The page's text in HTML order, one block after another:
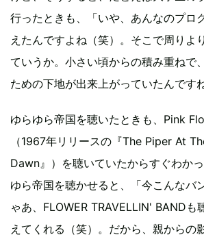
行ったときも、「いや、あんなのプロ
えたんですよね（笑）。そこで周りよ
ていうか。小さい頃からの積み重ねで
ための下地が出来上がっていたんですね
ゆらゆら帝国を聴いたときも、Pink
（1967年リリースの『The Piper At
Dawn』）を聴いていたからすぐわか
ゆら帝国を聴かせると、「今こんなバ
ゃあ、FLOWER TRAVELLIN' BANDも
えてくれる（笑）。だから、親からの